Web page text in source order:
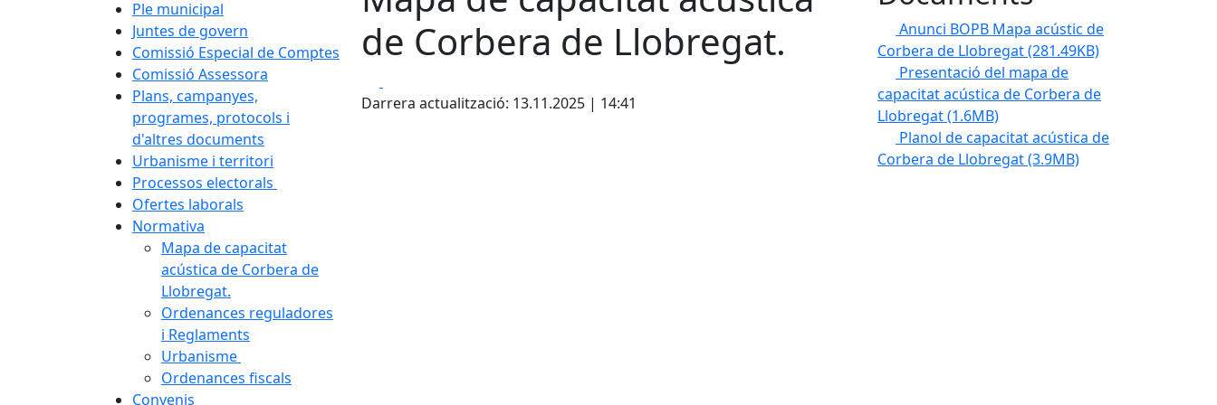
Ple municipal
Juntes de govern
Comissió Especial de Comptes
Comissió Assessora
Plans, campanyes,
programes, protocols i
d'altres documents
Urbanisme i territori
Processos electorals
Ofertes laborals
Normativa
Mapa de capacitat
acústica de Corbera de
Llobregat.
Ordenances reguladores
i Reglaments
Urbanisme
Ordenances fiscals
Convenis
de Corbera de Llobregat.
Darrera actualització: 13.11.2025 | 14:41
Anunci BOPB Mapa acústic de
Corbera de Llobregat(281.49KB)
Presentació del mapa de
capacitat acústica de Corbera de
Llobregat(1.6MB)
Planol de capacitat acústica de
Corbera de Llobregat(3.9MB)